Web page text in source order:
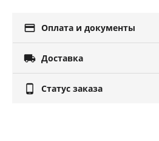
 Оплата и документы
 Доставка
 Статус заказа